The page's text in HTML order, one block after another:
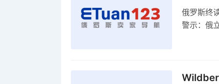
俄罗斯终
警示：俄